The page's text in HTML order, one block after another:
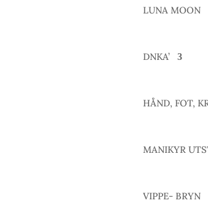
LUNA MOON
DNKA’
HÅND, FOT,
MANIKYR
VIPPE- BRYN